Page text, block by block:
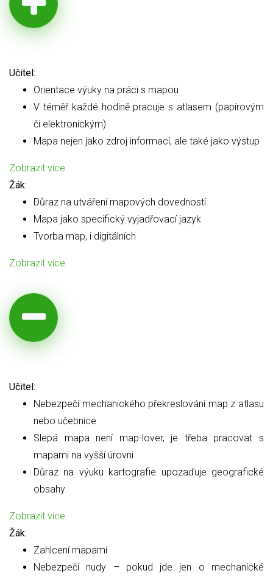
Učitel:
Orientace výuky na práci s mapou
V téměř každé hodině pracuje s atlasem (papírovým
či elektronickým)
Mapa nejen jako zdroj informací, ale také jako výstup
Zobrazit více
Žák:
Důraz na utváření mapových dovedností
Mapa jako specifický vyjadřovací jazyk
Tvorba map, i digitálních
Zobrazit více
Učitel:
Nebezpečí mechanického překreslování map z atlasu
nebo učebnice
Slepá mapa není map-lover, je třeba pracovat s
mapami na vyšší úrovni
Důraz na výuku kartografie upozaďuje geografické
obsahy
Zobrazit více
Žák:
Zahlcení mapami
Nebezpečí nudy – pokud jde jen o mechanické